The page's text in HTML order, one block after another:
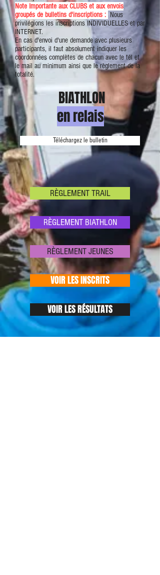
Note Importante aux CLUBS et aux envois
groupés de bulletins d'inscriptions : Nous
privilégions les inscriptions INDIVIDUELLES et par
INTERNET.
En cas d'envoi d'une demande avec plusieurs
participants, il faut absolument indiquer les
coordonnées complètes de chacun avec le tél et
le mail au minimum ainsi que le règlement de la
totalité.
BIATHLON
en relais
Téléchargez le bulletin
RÈGLEMENT TRAIL
RÈGLEMENT BIATHLON
RÈGLEMENT JEUNES
VOIR LES INSCRITS
VOIR LES RÉSULTATS